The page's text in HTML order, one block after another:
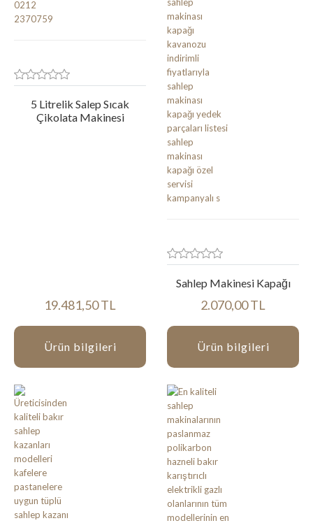
5 Litrelik Salep Sıcak
Çikolata Makinesi
19.481,50 TL
Ürün bilgileri
Sahlep Makinesi Kapağı
2.070,00 TL
Ürün bilgileri